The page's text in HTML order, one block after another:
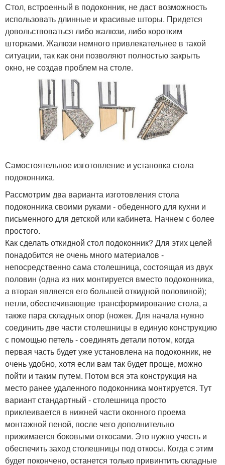
Стол, встроенный в подоконник, не даст возможность
использовать длинные и красивые шторы. Придется
довольствоваться либо жалюзи, либо коротким
шторками. Жалюзи немного привлекательнее в такой
ситуации, так как они позволяют полностью закрыть
окно, не создав проблем на столе.
Самостоятельное изготовление и установка стола
подоконника.
Рассмотрим два варианта изготовления стола
подоконника своими руками - обеденного для кухни и
письменного для детской или кабинета. Начнем с более
простого.
Как сделать откидной стол подоконник? Для этих целей
понадобится не очень много материалов -
непосредственно сама столешница, состоящая из двух
половин (одна из них монтируется вместо подоконника,
а вторая является его большей откидной половиной);
петли, обеспечивающие трансформирование стола, а
также пара складных опор (ножек. Для начала нужно
соединить две части столешницы в единую конструкцию
с помощью петель - соединять детали потом, когда
первая часть будет уже установлена на подоконник, не
очень удобно, хотя если вам так будет проще, можно
пойти и таким путем. Потом вся эта конструкция на
место ранее удаленного подоконника монтируется. Тут
вариант стандартный - столешница просто
приклеивается в нижней части оконного проема
монтажной пеной, после чего дополнительно
прижимается боковыми откосами. Это нужно учесть и
обеспечить заход столешницы под откосы. Когда с этим
будет покончено, останется только привинтить складные